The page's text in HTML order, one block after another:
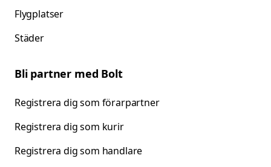
Flygplatser
Städer
Bli partner med Bolt
Registrera dig som förarpartner
Registrera dig som kurir
Registrera dig som handlare